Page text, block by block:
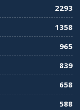
2293
1358
965
839
658
588